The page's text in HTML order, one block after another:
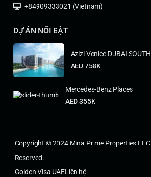
+84909333021 (Vietnam)
DỰ ÁN NỔI BẬT
Azizi Venice DUBAI SOUTH
AED 758K
Mercedes-Benz Places
AED 355K
Copyright © 2024 Mina Prime Properties LLC
Reserved.
Golden Visa UAELiên hệ